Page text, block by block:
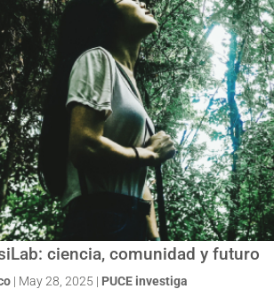
ciencia, comunidad y futuro
| May 28, 2025 | PUCE investiga